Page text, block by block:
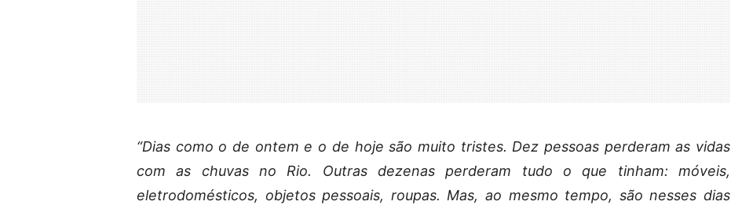
“Dias como o de ontem e o de hoje são muito tristes. Dez pessoas perderam as vidas
com as chuvas no Rio. Outras dezenas perderam tudo o que tinham: móveis,
eletrodomésticos, objetos pessoais, roupas. Mas, ao mesmo tempo, são nesses dias